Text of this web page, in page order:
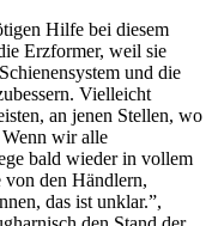
Hilfe bei diesem
Erzformer, weil sie
und die
Vielleicht
an jenen Stellen, wo
wir alle
bald wieder in vollem
den Händlern,
das ist unklar.”,